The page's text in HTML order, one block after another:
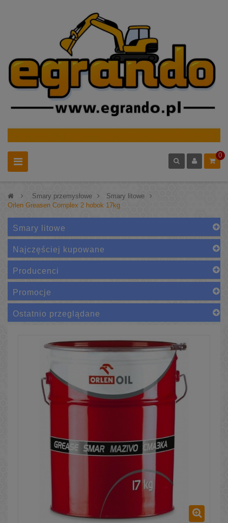
0
> Smary przemysłowe > Smary litowe
>
Orlen Greasen Complex 2 hobok 17kg
Smary litowe
Najczęściej kupowane
Producenci
Promocje
Ostatnio przeglądane